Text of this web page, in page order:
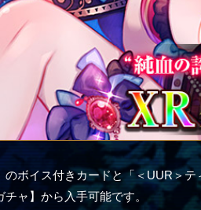
ボイス付きカードと「＜UUR＞
ャ】から入手可能です。